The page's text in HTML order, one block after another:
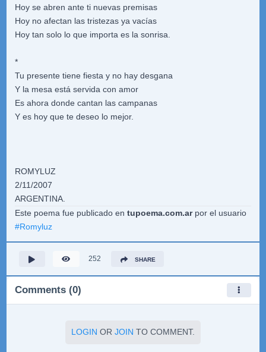
Hoy se abren ante ti nuevas premisas
Hoy no afectan las tristezas ya vacías
Hoy tan solo lo que importa es la sonrisa.
*
Tu presente tiene fiesta y no hay desgana
Y la mesa está servida con amor
Es ahora donde cantan las campanas
Y es hoy que te deseo lo mejor.
ROMYLUZ
2/11/2007
ARGENTINA.
Este poema fue publicado en tupoema.com.arpor el usuario
#Romyluz
252 SHARE
Comments (0)
LOGIN OR JOIN TO COMMENT.